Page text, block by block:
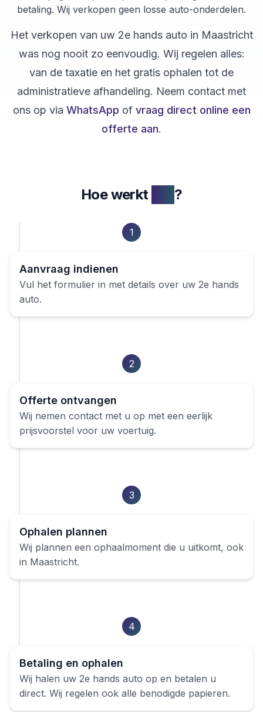
betaling. Wij verkopen geen losse auto-onderdelen.
Het verkopen van uw 2e hands auto in Maastricht
was nog nooit zo eenvoudig. Wij regelen alles:
van de taxatie en het gratis ophalen tot de
administratieve afhandeling. Neem contact met
ons op via WhatsApp of vraag direct online een
offerte aan.
Hoe werkt ?
1
Aanvraag indienen
Vul het formulier in met details over uw 2e hands
auto.
2
Offerte ontvangen
Wij nemen contact met u op met een eerlijk
prijsvoorstel voor uw voertuig.
3
Ophalen plannen
Wij plannen een ophaalmoment die u uitkomt, ook
in Maastricht.
4
Betaling en ophalen
Wij halen uw 2e hands auto op en betalen u
direct. Wij regelen ook alle benodigde papieren.